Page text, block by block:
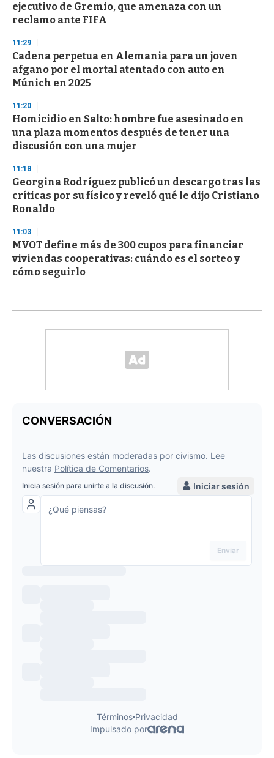
ejecutivo de Gremio, que amenaza con un
reclamo ante FIFA
11:29
Cadena perpetua en Alemania para un joven
afgano por el mortal atentado con auto en
Múnich en 2025
11:20
Homicidio en Salto: hombre fue asesinado en
una plaza momentos después de tener una
discusión con una mujer
11:18
Georgina Rodríguez publicó un descargo tras las
críticas por su físico y reveló qué le dijo Cristiano
Ronaldo
11:03
MVOT define más de 300 cupos para financiar
viviendas cooperativas: cuándo es el sorteo y
cómo seguirlo